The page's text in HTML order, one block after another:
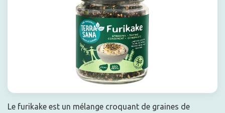
Le furikake est un mélange croquant de graines de